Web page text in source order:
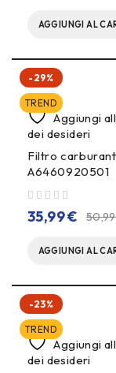
AGGIUNGI AL
-29%
TREND
Aggiungi
dei desideri
Filtro
A6460920501
35,99€
AGGIUNGI AL
-23%
TREND
Aggiungi
dei desideri